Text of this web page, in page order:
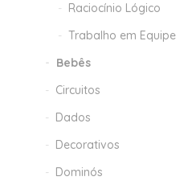
Raciocínio Lógico
Trabalho em Equipe
Bebês
Circuitos
Dados
Decorativos
Dominós